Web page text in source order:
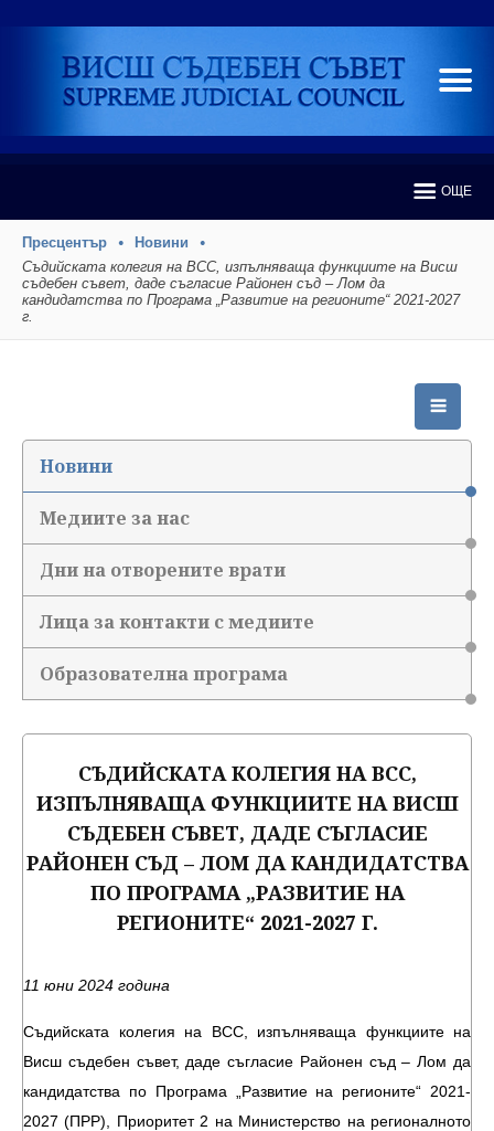
ОЩЕ
Пресцентър
Новини
Съдийската колегия на ВСС, изпълняваща функциите на Висш
съдебен съвет, даде съгласие Районен съд – Лом да
кандидатства по Програма „Развитие на регионите“ 2021-2027
г.
Новини
Медиите за нас
Дни на отворените врати
Лица за контакти с медиите
Образователна програма
СЪДИЙСКАТА КОЛЕГИЯ НА ВСС,
ИЗПЪЛНЯВАЩА ФУНКЦИИТЕ НА ВИСШ
СЪДЕБЕН СЪВЕТ, ДАДЕ СЪГЛАСИЕ
РАЙОНЕН СЪД – ЛОМ ДА КАНДИДАТСТВА
ПО ПРОГРАМА „РАЗВИТИЕ НА
РЕГИОНИТЕ“ 2021-2027 Г.
11 юни 2024 година
Съдийската колегия на ВСС, изпълняваща функциите на
Висш съдебен съвет, даде съгласие Районен съд – Лом да
кандидатства по Програма „Развитие на регионите“ 2021-
2027 (ПРР), Приоритет 2 на Министерство на регионалното